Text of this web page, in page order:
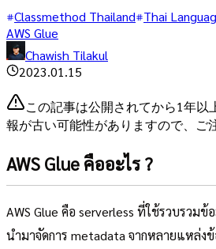
Classmethod Thailand Thai
AWS Glue
Chawish Tilakul
2023.01.15
この記事は公開されてから1年以
報が古い可能性がありますので、ご
AWS Glue คืออะไร ?
AWS Glue คือ serverless ที่ใช้รวบรวมข้
นำมาจัดการ metadata จากหลายแหล่ง